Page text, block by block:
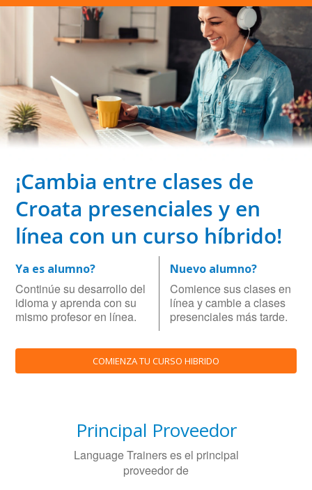
¡Cambia entre clases de
Croata presenciales y en
línea con un curso híbrido!
Ya es alumno?
Continúe su desarrollo del
idioma y aprenda con su
mismo profesor en línea.
Nuevo alumno?
Comience sus clases en
línea y cambie a clases
presenciales más tarde.
COMIENZA TU CURSO HIBRIDO
Principal Proveedor
Language Trainers es el principal
proveedor de